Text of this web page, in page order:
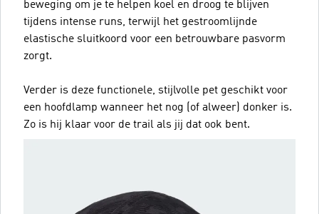
beweging om je te helpen koel en droog te blijven
tijdens intense runs, terwijl het gestroomlijnde
elastische sluitkoord voor een betrouwbare pasvorm
zorgt.
Verder is deze functionele, stijlvolle pet geschikt voor
een hoofdlamp wanneer het nog (of alweer) donker is.
Zo is hij klaar voor de trail als jij dat ook bent.